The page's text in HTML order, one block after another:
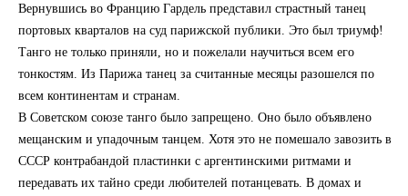
Вернувшись во Францию Гардель представил страстный танец
портовых кварталов на суд парижской публики. Это был триумф!
Танго не только приняли, но и пожелали научиться всем его
тонкостям. Из Парижа танец за считанные месяцы разошелся по
всем континентам и странам.
В Советском союзе танго было запрещено. Оно было объявлено
мещанским и упадочным танцем. Хотя это не помешало завозить в
СССР контрабандой пластинки с аргентинскими ритмами и
передавать их тайно среди любителей потанцевать. В домах и